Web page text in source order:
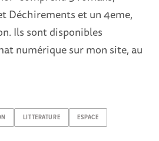
Déchirements et un 4eme,
Ils sont disponibles
numérique sur mon site, au
LITTERATURE ESPACE